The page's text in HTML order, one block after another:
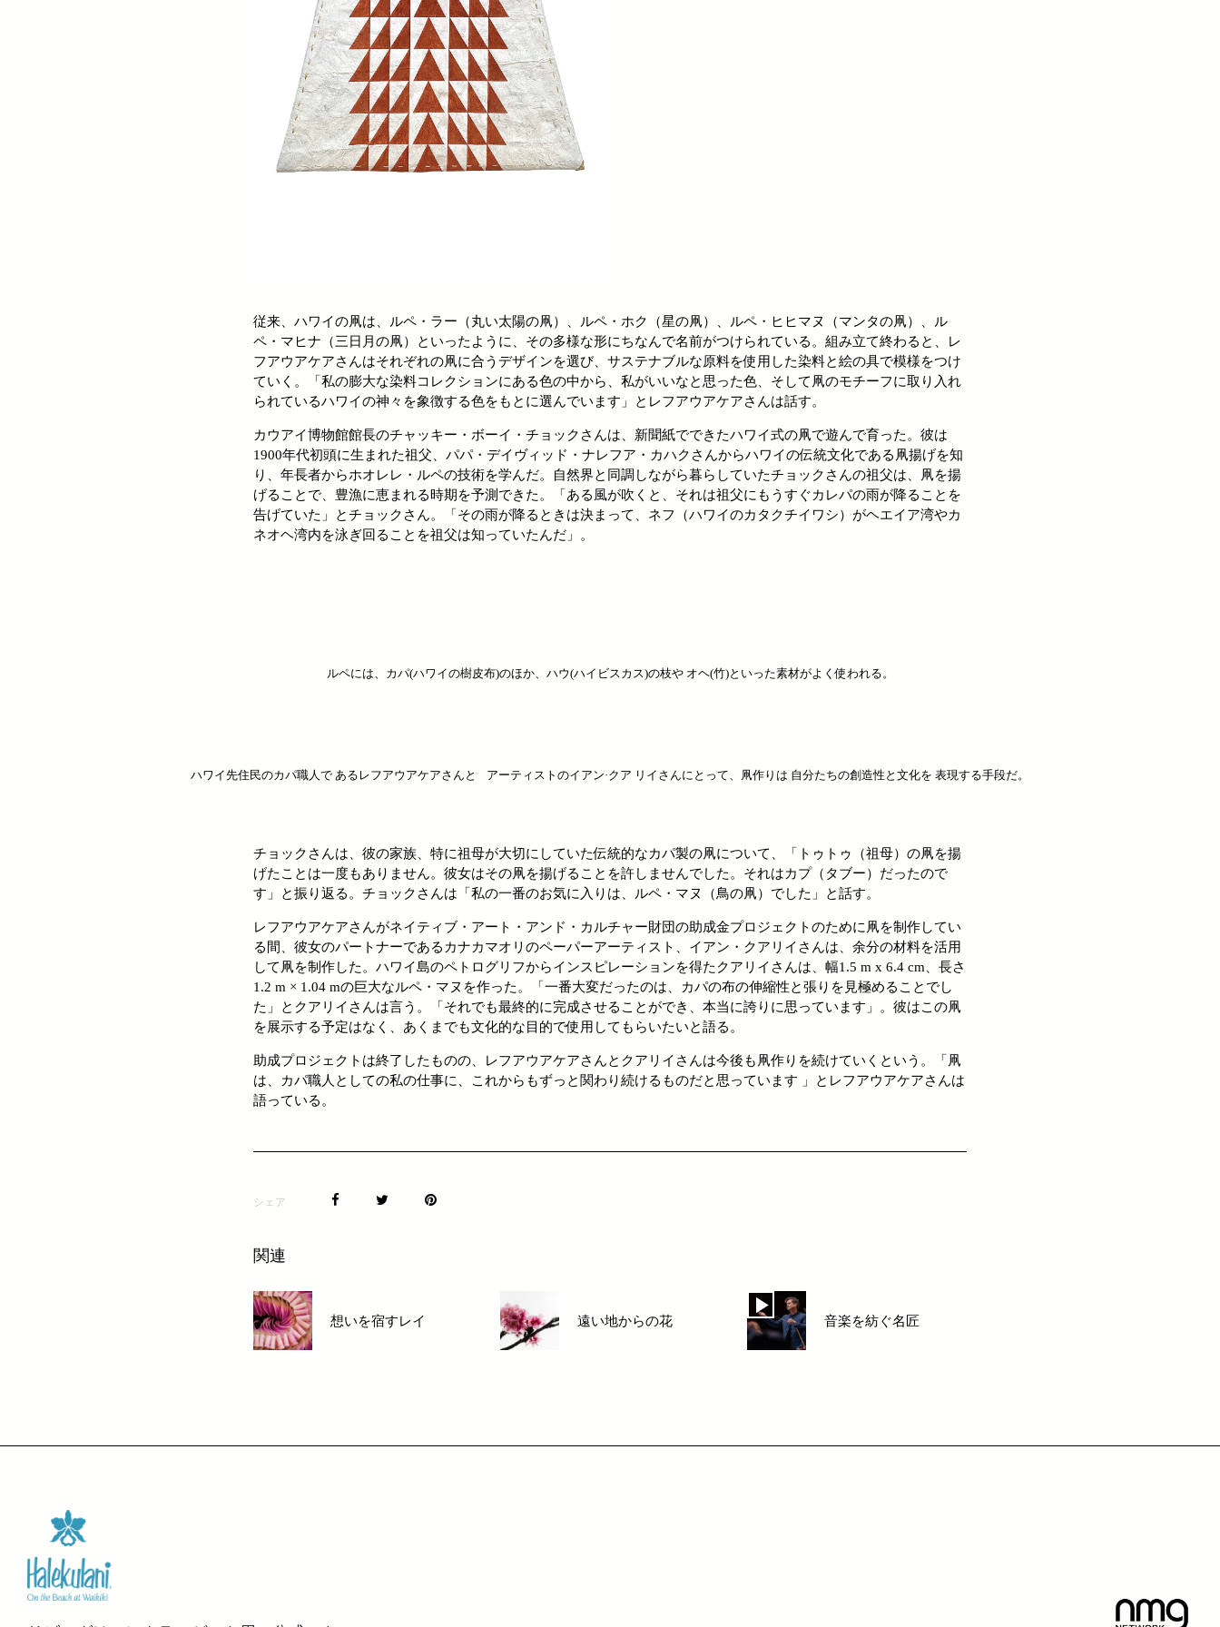
従来、ハワイの凧は、ルペ・ラー（丸い太陽の凧）、ルペ・ホク（星の凧）、ルペ・ヒヒマヌ（マンタの凧）、ル
ペ・マヒナ（三日月の凧）といったように、その多様な形にちなんで名前がつけられている。組み立て終わると、レ
フアウアケアさんはそれぞれの凧に合うデザインを選び、サステナブルな原料を使用した染料と絵の具で模様をつけ
ていく。「私の膨大な染料コレクションにある色の中から、私がいいなと思った色、そして凧のモチーフに取り入れ
られているハワイの神々を象徴する色をもとに選んでいます」とレフアウアケアさんは話す。
カウアイ博物館館長のチャッキー・ボーイ・チョックさんは、新聞紙でできたハワイ式の凧で遊んで育った。彼は
1900年代初頭に生まれた祖父、パパ・デイヴィッド・ナレフア・カハクさんからハワイの伝統文化である凧揚げを知
り、年長者からホオレレ・ルペの技術を学んだ。自然界と同調しながら暮らしていたチョックさんの祖父は、凧を揚
げることで、豊漁に恵まれる時期を予測できた。「ある風が吹くと、それは祖父にもうすぐカレパの雨が降ることを
告げていた」とチョックさん。「その雨が降るときは決まって、ネフ（ハワイのカタクチイワシ）がヘエイア湾やカ
ネオヘ湾内を泳ぎ回ることを祖父は知っていたんだ」。
ルペには、カパ(ハワイの樹皮布)のほか、ハウ(ハイビスカス)の枝や オヘ(竹)といった素材がよく使われる。
ハワイ先住民のカパ職人で あるレフアウアケアさんと アーティストのイアン·クア リイさんにとって、凧作りは 自分たちの創造性と文化を 表現する手段だ。
チョックさんは、彼の家族、特に祖母が大切にしていた伝統的なカパ製の凧について、「トゥトゥ（祖母）の凧を揚
げたことは一度もありません。彼女はその凧を揚げることを許しませんでした。それはカプ（タブー）だったので
す」と振り返る。チョックさんは「私の一番のお気に入りは、ルペ・マヌ（鳥の凧）でした」と話す。
レフアウアケアさんがネイティブ・アート・アンド・カルチャー財団の助成金プロジェクトのために凧を制作してい
る間、彼女のパートナーであるカナカマオリのペーパーアーティスト、イアン・クアリイさんは、余分の材料を活用
して凧を制作した。ハワイ島のペトログリフからインスピレーションを得たクアリイさんは、幅1.5 m x 6.4 cm、長さ
1.2 m × 1.04 mの巨大なルペ・マヌを作った。「一番大変だったのは、カパの布の伸縮性と張りを見極めることでし
た」とクアリイさんは言う。「それでも最終的に完成させることができ、本当に誇りに思っています」。彼はこの凧
を展示する予定はなく、あくまでも文化的な目的で使用してもらいたいと語る。
助成プロジェクトは終了したものの、レフアウアケアさんとクアリイさんは今後も凧作りを続けていくという。「凧
は、カパ職人としての私の仕事に、これからもずっと関わり続けるものだと思っています 」とレフアウアケアさんは
語っている。
シェア
関連
想いを宿すレイ 遠い地からの花 音楽を紡ぐ名匠